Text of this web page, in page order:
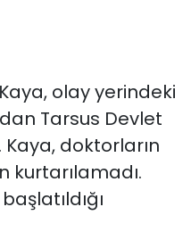
olay yerindeki
Tarsus Devlet
Kaya, doktorların
kurtarılamadı.